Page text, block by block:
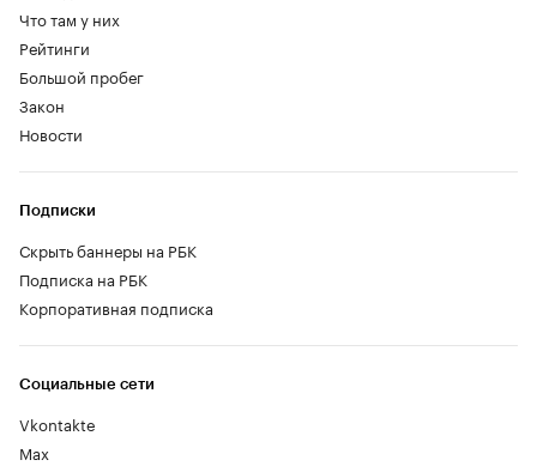
Что там у них
Рейтинги
Большой пробег
Закон
Новости
Социальные сети
Vkontakte
Max
Подписки
Скрыть баннеры на РБК
Подписка на РБК
Корпоративная подписка